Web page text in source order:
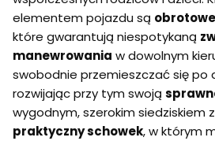
elementem pojazdu są
które gwarantują niespotykaną
manewrowania w dowolnym
swobodnie przemieszczać się po
rozwijając przy tym swoją
wygodnym, szerokim siedziskiem
praktyczny schowek, w którym